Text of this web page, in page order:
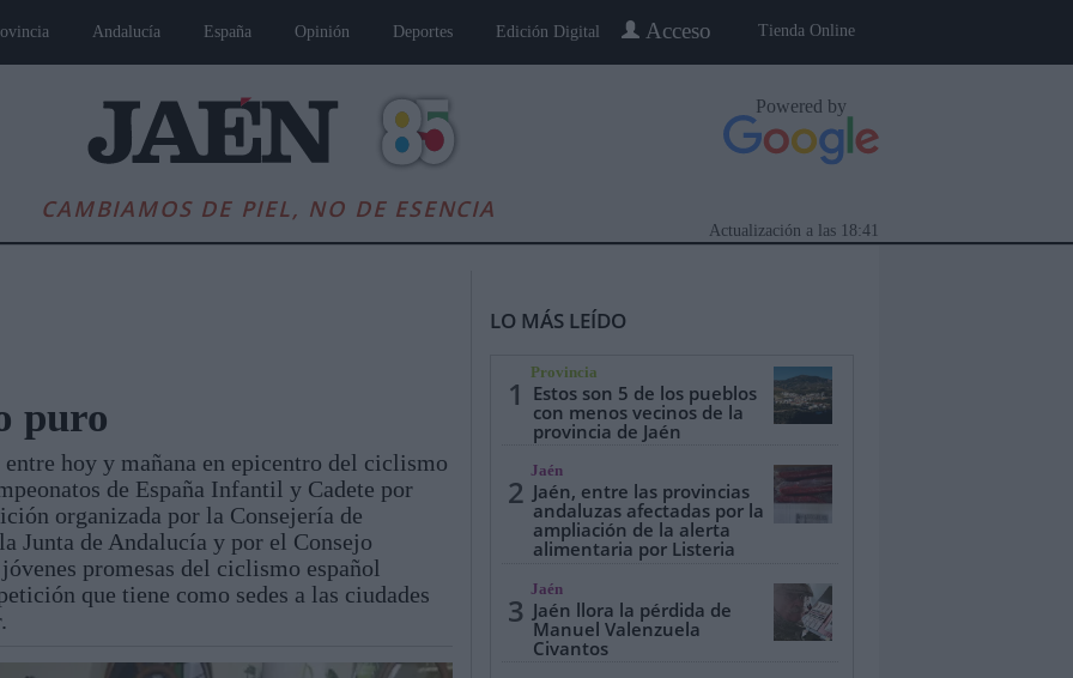
Tienda Online
Acceso
Andalucía España Opinión Deportes Edición Digital
CAMBIAMOS DE PIEL, NO DE ESENCIA
Powered by
18:41
Actualización a las
Andalucía Internacional Opinión Cultura Deportes Jaén, Pueblo a Pueblo Especiales
puro
hoy y mañana en epicentro del ciclismo
de España Infantil y Cadete por
organizada por la Consejería de
Junta de Andalucía y por el Consejo
promesas del ciclismo español
que tiene como sedes a las ciudades
LO MÁS LEÍDO
1
Provincia
Estos son 5 de los pueblos
con menos vecinos de la
provincia de Jaén
2
Jaén
Jaén, entre las provincias
andaluzas afectadas por la
ampliación de la alerta
alimentaria por Listeria
3
Jaén
Jaén llora la pérdida de
Manuel Valenzuela
Civantos